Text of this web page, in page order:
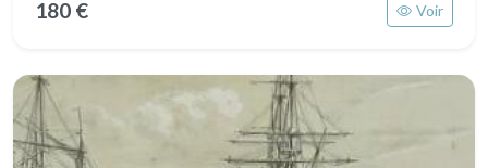
180 € Voir